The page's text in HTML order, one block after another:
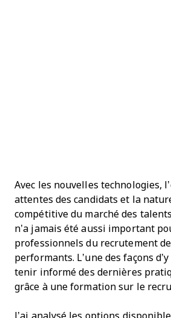
Avec les nouvelles technologies,
attentes des candidats et la
compétitive du marché des talents
n’a jamais été aussi important
professionnels du recrutement
performants. L’une des façons
tenir informé des dernières
grâce à une formation sur le
J’ai analysé les options